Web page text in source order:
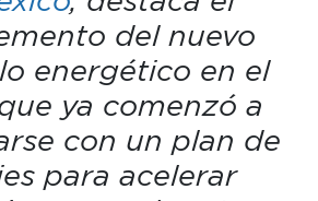
del nuevo
energético en el
ya comenzó a
con un plan de
para acelerar